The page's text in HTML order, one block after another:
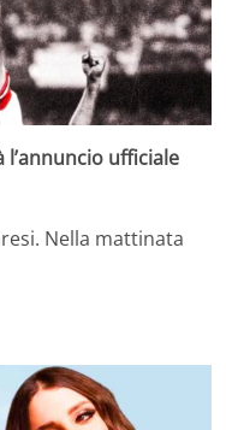
l’annuncio ufficiale
Nella mattinata